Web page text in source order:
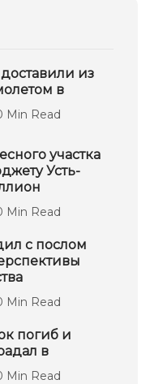
из
в
Min Read
участка
Усть-
Min Read
с послом
Min Read
погиб и
в
Min Read